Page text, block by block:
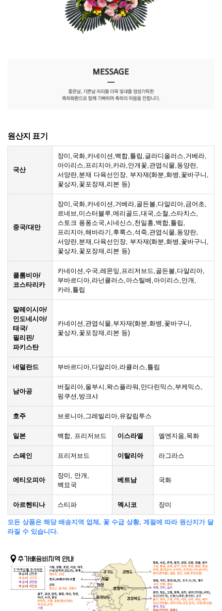
원산지 표기
국산
장미,국화,카네이션,백합,튤립,글라디올러스,거베라,
아이리스,프리지아,카라,안개꽃,관엽식물,동양란,
서양란,분재 다육선인장, 부자재(화분,화병,꽃바구니,
꽃상자,꽃포장재,리본 등)
중국/대만
장미,국화,카네이션,거베라,골든볼,다알리아,금어초,
르네브,미스터블루,메리골드,대국,소철,스타치스,
스토크 퐁퐁소국,시네신스,천일홍,백합,튤립,
프리지아,해바라기,후룩스,석죽,관엽식물,동양란,
서양란,분재,다육선인장, 부자재(화분,화병,꽃바구니,
꽃상자,꽃포장재,리본 등)
콜롬비아/
코스타리카
카네이션,수국,레몬잎,프리저브드,골든볼,다알리아,
부바르디아,라넌큘러스,아스틸베,아이리스,안개,
카라,튤립
말레이시아/
인도네시아/
태국/
필리핀/
파키스탄
카네이션,관엽식물,부자재(화분,화병,꽃바구니,
꽃상자,꽃포장재,리본 등)
네덜란드 부바르디아,다알리아,라큘러스,튤립
남아공
버질리아,울부시,왁스플라워,만다린믹스,부케믹스,
핑쿠션,방크샤
호주 브로니아,그레빌리아,유칼립투스
일본 백합, 프리저브드 이스라엘 엘엔지움,목화
스페인 프리저브드 이탈리아 라그라스
에티오피아
장미, 안개,
백묘국
베트남 국화
아르헨티나 스티파 멕시코 장미
모든 상품은 해당 배송지역 업체, 꽃 수급 상황, 계절에 따라 원산지가 달
라질 수 있습니다.